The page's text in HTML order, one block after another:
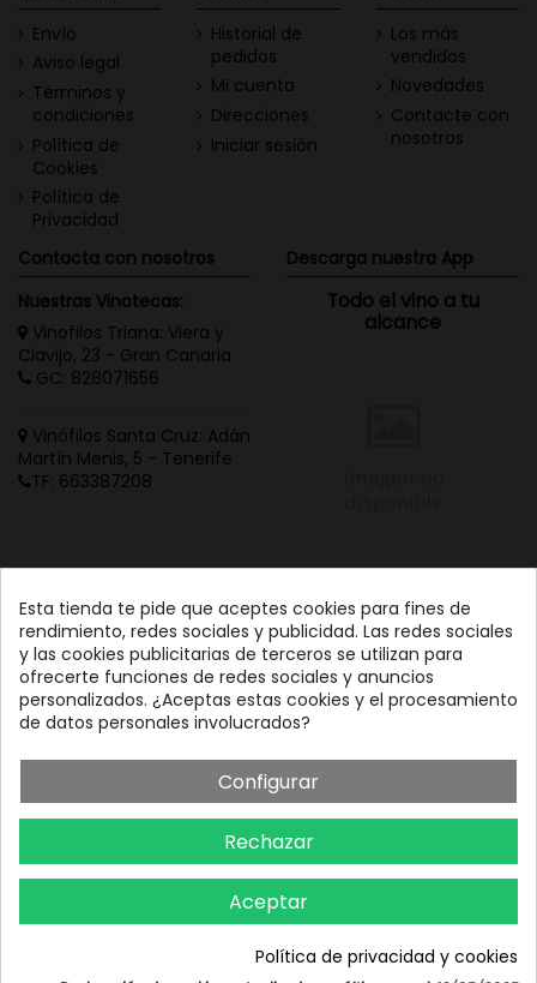
Envío
Aviso legal
Términos y
condiciones
Política de
Cookies
Política de
Privacidad
Historial de
pedidos
Mi cuenta
Direcciones
Iniciar sesión
Los más
vendidos
Novedades
Contacte con
nosotros
Contacta con nosotros
Nuestras Vinotecas:
Vinofilos Triana: Viera y
Clavijo, 23 - Gran Canaria
GC: 828071656
Vinófilos Santa Cruz: Adán
Martín Menis, 5 - Tenerife
TF: 663387208
Descarga nuestra App
Todo el vino a tu
alcance
Esta tienda te pide que aceptes cookies para fines de
rendimiento, redes sociales y publicidad. Las redes sociales
y las cookies publicitarias de terceros se utilizan para
ofrecerte funciones de redes sociales y anuncios
personalizados. ¿Aceptas estas cookies y el procesamiento
de datos personales involucrados?
Configurar
Rechazar
Aceptar
Política de privacidad y cookies